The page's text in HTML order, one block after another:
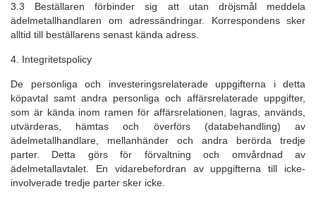
3.3 Beställaren förbinder sig att utan dröjsmål meddela
ädelmetallhandlaren om adressändringar. Korrespondens sker
alltid till beställarens senast kända adress.
4. Integritetspolicy
De personliga och investeringsrelaterade uppgifterna i detta
köpavtal samt andra personliga och affärsrelaterade uppgifter,
som är kända inom ramen för affärsrelationen, lagras, används,
utvärderas, hämtas och överförs (databehandling) av
ädelmetallhandlare, mellanhänder och andra berörda tredje
parter. Detta görs för förvaltning och omvårdnad av
ädelmetallavtalet. En vidarebefordran av uppgifterna till icke-
involverade tredje parter sker icke.